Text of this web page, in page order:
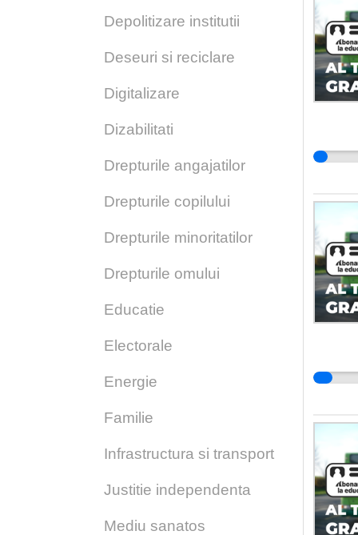
Depolitizare institutii
Deseuri si reciclare
Digitalizare
Dizabilitati
Drepturile angajatilor
Drepturile copilului
Drepturile minoritatilor
Drepturile omului
Educatie
Electorale
Energie
Familie
Infrastructura si transport
Justitie independenta
Mediu sanatos